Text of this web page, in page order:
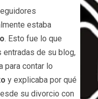
estaba
. Esto fue lo que
de su blog,
para contar lo
y explicaba por qué
su divorcio con